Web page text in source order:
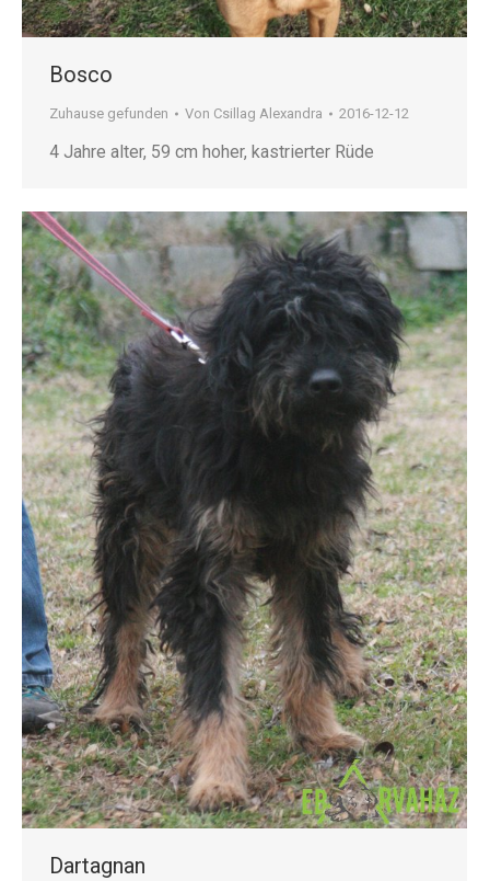
Bosco
Zuhause gefunden Von Csillag Alexandra 2016-12-12
4 Jahre alter, 59 cm hoher, kastrierter Rüde
Dartagnan